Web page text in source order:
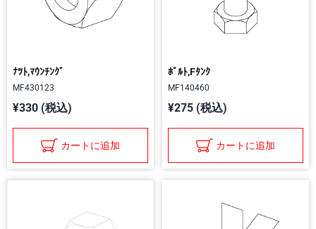
ﾅﾂﾄ,ﾏｳﾝﾁﾝｸﾞ
MF430123
¥330 (税込)
カートに追加
ﾎﾞﾙﾄ,Fﾀﾝｸ
MF140460
¥275 (税込)
カートに追加